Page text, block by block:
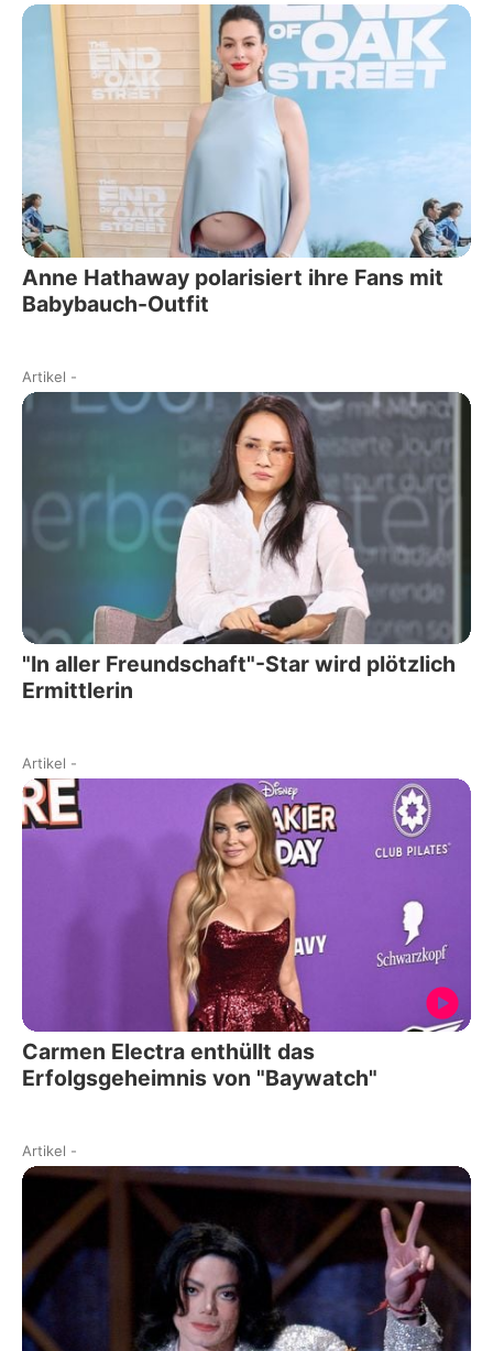
Anne Hathaway polarisiert ihre Fans mit
Babybauch-Outfit
Artikel -
"In aller Freundschaft"-Star wird plötzlich
Ermittlerin
Artikel -
Carmen Electra enthüllt das
Erfolgsgeheimnis von "Baywatch"
Artikel -